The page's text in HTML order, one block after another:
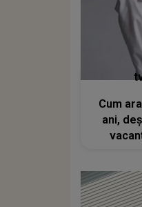
Cum
ani,